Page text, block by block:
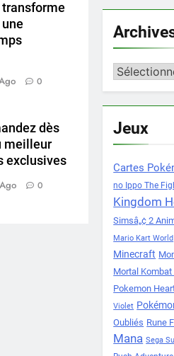
transforme
0
dès
meilleur
exclusives
0
Archives
Jeux
Cartes
no Ippo The
Kingdom
Simsâ„¢ 2
Mario Kart World
Minecraft
Mortal
Pokemon
Violet
Oubliés Rune
Mana Sega